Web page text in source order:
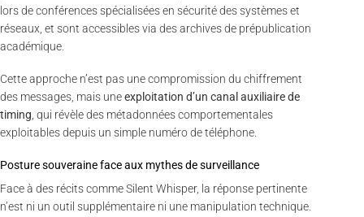
lors de conférences spécialisées en sécurité des systèmes et
réseaux, et sont accessibles via des archives de prépublication
académique.
Cette approche n’est pas une compromission du chiffrement
des messages, mais uneexploitation d’un canal auxiliaire de
timing , qui révèle des métadonnées comportementales
exploitables depuis un simple numéro de téléphone.
Posture souveraine face aux mythes de surveillance
Face à des récits comme Silent Whisper, la réponse pertinente
n’est ni un outil supplémentaire ni une manipulation technique.